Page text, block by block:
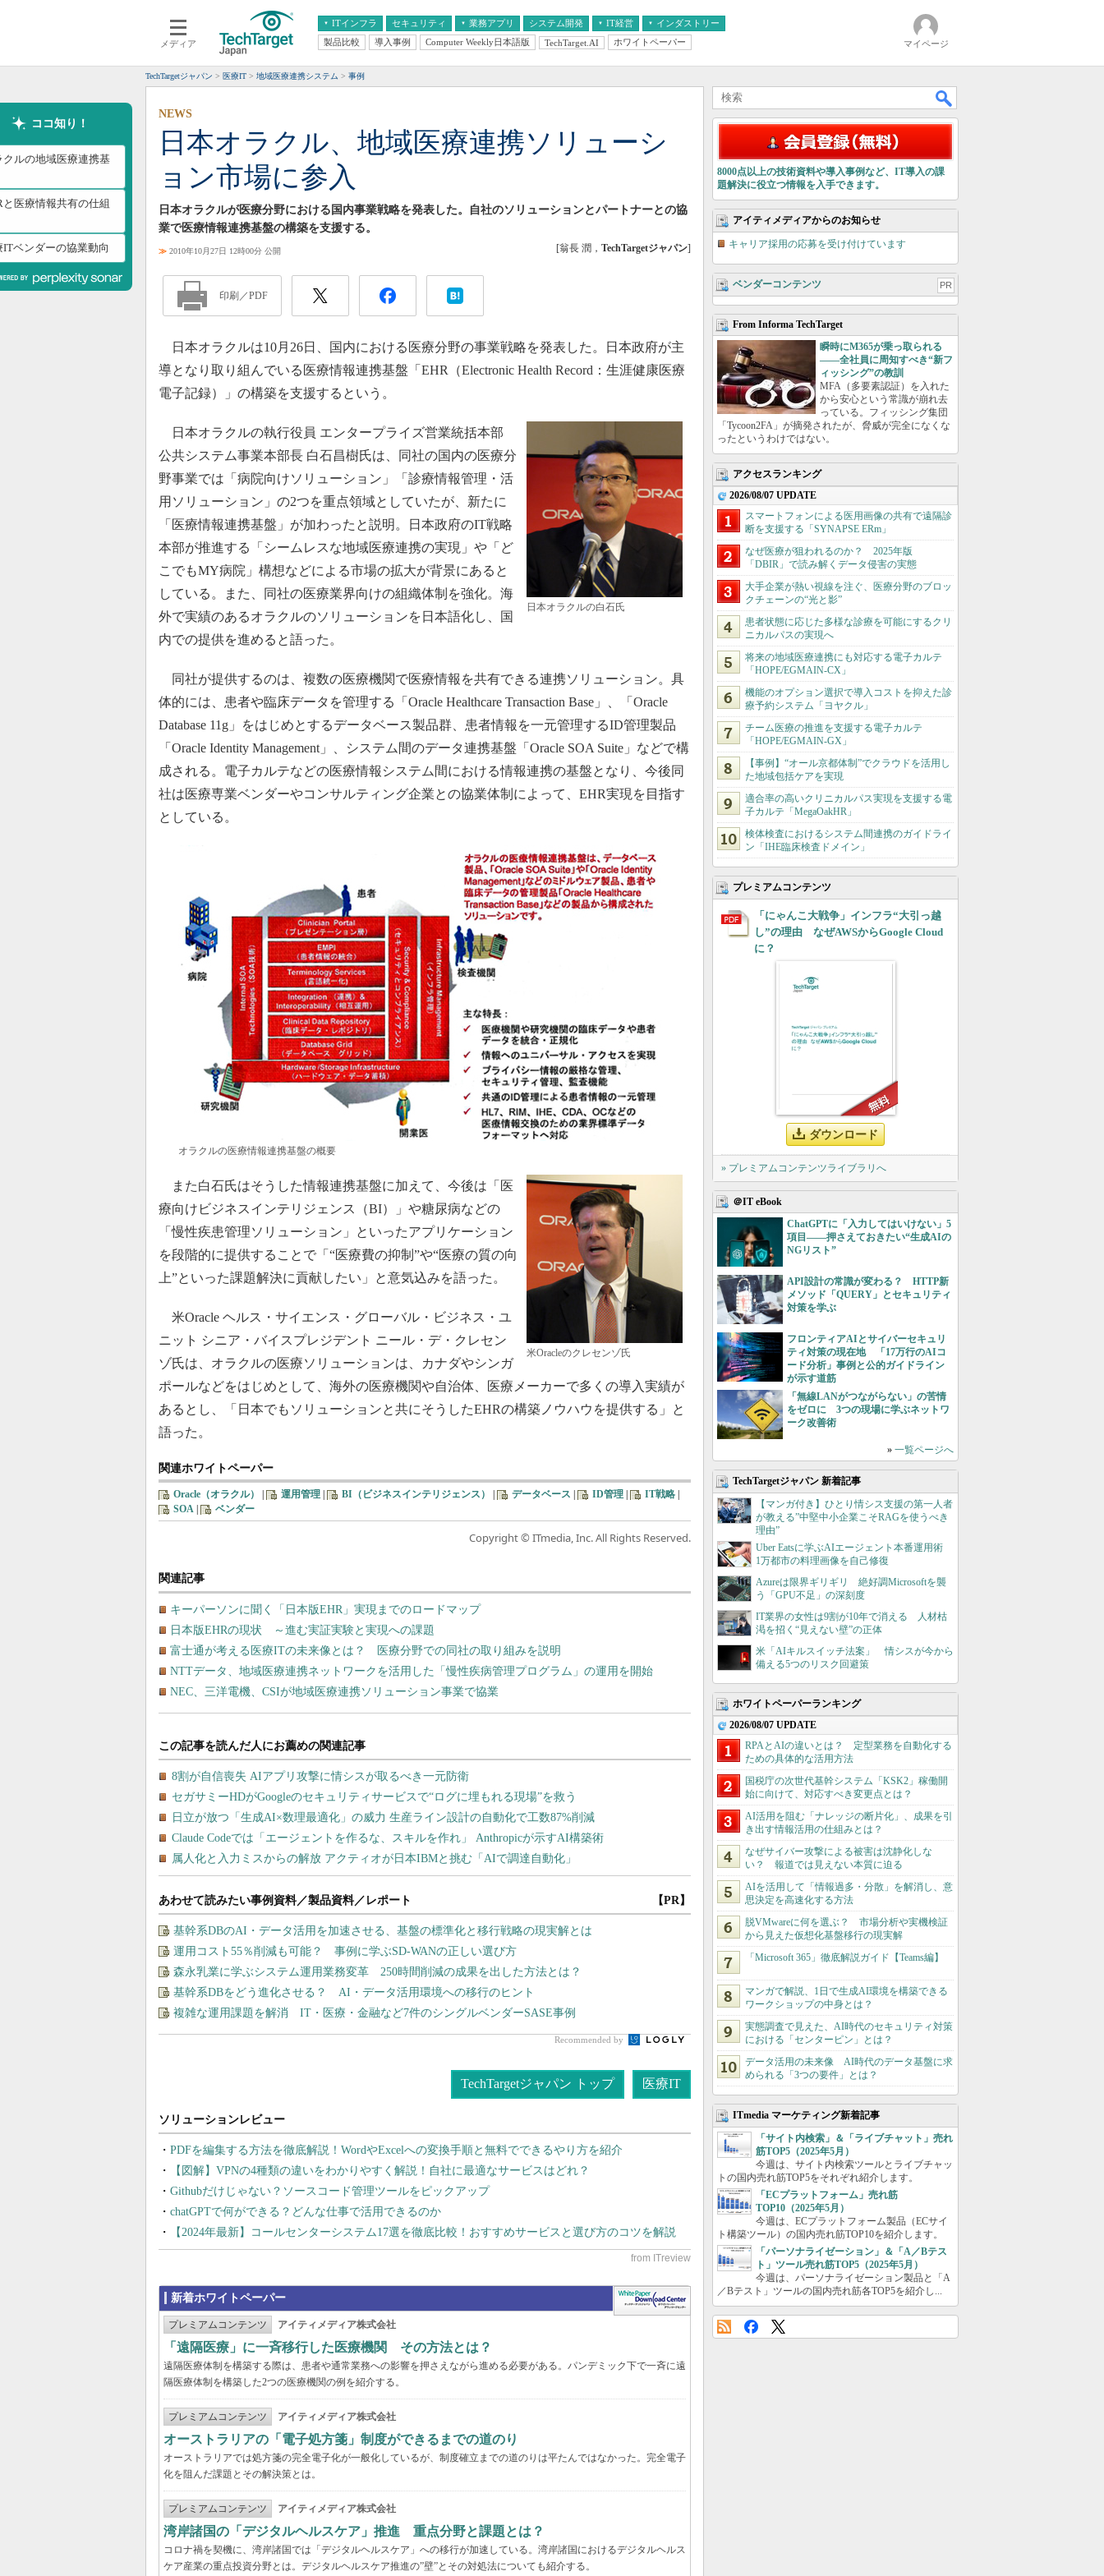
メディア
ITインフラ
クラウド
スマートモバイル
ネットワーク
システム運用管理
セキュリティ 業務アプリ
エンタープライズAI
ERP
情報系システム
システム開発 IT経営
経営とIT
インダストリー
医療IT
製品比較 導入事例 Computer Weekly日本語版 TechTarget.AI ホワイトペーパー マイページ
TechTargetジャパン 医療IT 地域医療連携システム 事例
ココ知り！
クルの地域医療連携基
と医療情報共有の仕組
ITベンダーの協業動向
日本オラクル、地域医療連携ソリューシ
ョン市場に参入
NEWS
日本オラクルが医療分野における国内事業戦略を発表した。自社のソリューションとパートナーとの協
業で医療情報連携基盤の構築を支援する。
≫ 2010年10月27日 12時00分 公開 [翁長 潤， TechTargetジャパン]
印刷／PDF
日本オラクルは10月26日、国内における医療分野の事業戦略を発表した。日本政府が主
導となり取り組んでいる医療情報連携基盤「EHR（Electronic Health Record：生涯健康医療
電子記録）」の構築を支援するという。
日本オラクルの白石氏
日本オラクルの執行役員 エンタープライズ営業統括本部
公共システム事業本部長 白石昌樹氏は、同社の国内の医療分
野事業では「病院向けソリューション」「診療情報管理・活
用ソリューション」の2つを重点領域としていたが、新たに
「医療情報連携基盤」が加わったと説明。日本政府のIT戦略
本部が推進する「シームレスな地域医療連携の実現」や「ど
こでもMY病院」構想などによる市場の拡大が背景にあると
している。また、同社の医療業界向けの組織体制を強化。海
外で実績のあるオラクルのソリューションを日本語化し、国
内での提供を進めると語った。
同社が提供するのは、複数の医療機関で医療情報を共有できる連携ソリューション。具
体的には、患者や臨床データを管理する「Oracle Healthcare Transaction Base」、「Oracle
Database 11g」をはじめとするデータベース製品群、患者情報を一元管理するID管理製品
「Oracle Identity Management」、システム間のデータ連携基盤「Oracle SOA Suite」などで構
成される。電子カルテなどの医療情報システム間における情報連携の基盤となり、今後同
社は医療専業ベンダーやコンサルティング企業との協業体制によって、EHR実現を目指す
としている。
オラクルの医療情報連携基盤の概要
米Oracleのクレセンゾ氏
また白石氏はそうした情報連携基盤に加えて、今後は「医
療向けビジネスインテリジェンス（BI）」や糖尿病などの
「慢性疾患管理ソリューション」といったアプリケーション
を段階的に提供することで「“医療費の抑制”や“医療の質の向
上”といった課題解決に貢献したい」と意気込みを語った。
米Oracle ヘルス・サイエンス・グローバル・ビジネス・ユ
ニット シニア・バイスプレジデント ニール・デ・クレセン
ゾ氏は、オラクルの医療ソリューションは、カナダやシンガ
ポールなどをはじめとして、海外の医療機関や自治体、医療メーカーで多くの導入実績が
あるとし、「日本でもソリューションと共にそうしたEHRの構築ノウハウを提供する」と
語った。
関連ホワイトペーパー
Oracle（オラクル） 運用管理 BI（ビジネスインテリジェンス） データベース ID管理 IT戦略
SOA
ベンダー
Copyright © ITmedia, Inc. All Rights Reserved.
関連記事
キーパーソンに聞く「日本版EHR」実現までのロードマップ
日本版EHRの現状 ～進む実証実験と実現への課題
富士通が考える医療ITの未来像とは？ 医療分野での同社の取り組みを説明
NTTデータ、地域医療連携ネットワークを活用した「慢性疾病管理プログラム」の運用を開始
NEC、三洋電機、CSIが地域医療連携ソリューション事業で協業
あわせて読みたい事例資料／製品資料／レポート 【PR】
基幹系DBのAI・データ活用を加速させる、基盤の標準化と移行戦略の現実解とは
運用コスト55％削減も可能？ 事例に学ぶSD-WANの正しい選び方
森永乳業に学ぶシステム運用業務変革 250時間削減の成果を出した方法とは？
基幹系DBをどう進化させる？ AI・データ活用環境への移行のヒント
複雑な運用課題を解消 IT・医療・金融など7件のシングルベンダーSASE事例
Recommended by
TechTargetジャパン トップ 医療IT
PDFを編集する方法を徹底解説！WordやExcelへの変換手順と無料でできるやり方を紹介
【図解】VPNの4種類の違いをわかりやすく解説！自社に最適なサービスはどれ？
Githubだけじゃない？ソースコード管理ツールをピックアップ
chatGPTで何ができる？どんな仕事で活用できるのか
【2024年最新】コールセンターシステム17選を徹底比較！おすすめサービスと選び方のコツを解説
新着ホワイトペーパー
プレミアムコンテンツ アイティメディア株式会社
「遠隔医療」に一斉移行した医療機関 その方法とは？
遠隔医療体制を構築する際は、患者や通常業務への影響を押さえながら進める必要がある。パンデミック下で一斉に遠
隔医療体制を構築した2つの医療機関の例を紹介する。
プレミアムコンテンツ アイティメディア株式会社
オーストラリアの「電子処方箋」制度ができるまでの道のり
オーストラリアでは処方箋の完全電子化が一般化しているが、制度確立までの道のりは平たんではなかった。完全電子
化を阻んだ課題とその解決策とは。
プレミアムコンテンツ アイティメディア株式会社
湾岸諸国の「デジタルヘルスケア」推進 重点分野と課題とは？
コロナ禍を契機に、湾岸諸国では「デジタルヘルスケア」への移行が加速している。湾岸諸国におけるデジタルヘルス
ケア産業の重点投資分野とは。デジタルヘルスケア推進の”壁”とその対処法についても紹介する。
8000点以上の技術資料や導入事例など、IT導入の課
題解決に役立つ情報を入手できます。
アイティメディアからのお知らせ
キャリア採用の応募を受け付けています
ベンダーコンテンツ PR
From Informa TechTarget
瞬時にM365が乗っ取られる
――全社員に周知すべき“新フ
ィッシング”の教訓
MFA（多要素認証）を入れた
から安心という常識が崩れ去
っている。フィッシング集団
「Tycoon2FA」が摘発されたが、脅威が完全になくな
ったというわけではない。
アクセスランキング
2026/08/07 UPDATE
スマートフォンによる医用画像の共有で遠隔診
断を支援する「SYNAPSE ERm」
なぜ医療が狙われるのか？ 2025年版
「DBIR」で読み解くデータ侵害の実態
大手企業が熱い視線を注ぐ、医療分野のブロッ
クチェーンの“光と影”
患者状態に応じた多様な診療を可能にするクリ
ニカルパスの実現へ
将来の地域医療連携にも対応する電子カルテ
「HOPE/EGMAIN-CX」
機能のオプション選択で導入コストを抑えた診
療予約システム「ヨヤクル」
チーム医療の推進を支援する電子カルテ
「HOPE/EGMAIN-GX」
【事例】“オール京都体制”でクラウドを活用し
た地域包括ケアを実現
適合率の高いクリニカルパス実現を支援する電
子カルテ「MegaOakHR」
検体検査におけるシステム間連携のガイドライ
ン「IHE臨床検査ドメイン」
プレミアムコンテンツ
「にゃんこ大戦争」インフラ“大引っ越
し”の理由 なぜAWSからGoogle Cloud
に？
ダウンロード
» プレミアムコンテンツライブラリへ
＠IT eBook
ChatGPTに「入力してはいけない」5
項目――押さえておきたい“生成AIの
NGリスト”
API設計の常識が変わる？ HTTP新
メソッド「QUERY」とセキュリティ
対策を学ぶ
フロンティアAIとサイバーセキュリ
ティ対策の現在地 「17万行のAIコ
ード分析」事例と公的ガイドライン
が示す道筋
「無線LANがつながらない」の苦情
をゼロに 3つの現場に学ぶネットワ
ーク改善術
» 一覧ページへ
TechTargetジャパン 新着記事
【マンガ付き】ひとり情シス支援の第一人者
が教える”中堅中小企業こそRAGを使うべき
理由”
Uber Eatsに学ぶAIエージェント本番運用術
1万都市の料理画像を自己修復
Azureは限界ギリギリ 絶好調Microsoftを襲
う「GPU不足」の深刻度
IT業界の女性は9割が10年で消える 人材枯
渇を招く“見えない壁”の正体
米「AIキルスイッチ法案」 情シスが今から
備える5つのリスク回避策
ホワイトペーパーランキング
2026/08/07 UPDATE
RPAとAIの違いとは？ 定型業務を自動化する
ための具体的な活用方法
国税庁の次世代基幹システム「KSK2」稼働開
始に向けて、対応すべき変更点とは？
AI活用を阻む「ナレッジの断片化」、成果を引
き出す情報活用の仕組みとは？
なぜサイバー攻撃による被害は沈静化しな
い？ 報道では見えない本質に迫る
AIを活用して「情報過多・分散」を解消し、意
思決定を高速化する方法
脱VMwareに何を選ぶ？ 市場分析や実機検証
から見えた仮想化基盤移行の現実解
「Microsoft 365」徹底解説ガイド【Teams編】
マンガで解説、1日で生成AI環境を構築できる
ワークショップの中身とは？
実態調査で見えた、AI時代のセキュリティ対策
における「センターピン」とは？
データ活用の未来像 AI時代のデータ基盤に求
められる「3つの要件」とは？
ITmedia マーケティング新着記事
「サイト内検索」＆「ライブチャット」売れ
筋TOP5（2025年5月）
今週は、サイト内検索ツールとライブチャッ
トの国内売れ筋TOP5をそれぞれ紹介します。
「ECプラットフォーム」売れ筋
TOP10（2025年5月）
今週は、ECプラットフォーム製品（ECサイ
ト構築ツール）の国内売れ筋TOP10を紹介します。
「パーソナライゼーション」＆「A／Bテス
ト」ツール売れ筋TOP5（2025年5月）
今週は、パーソナライゼーション製品と「A
／Bテスト」ツールの国内売れ筋各TOP5を紹介し...